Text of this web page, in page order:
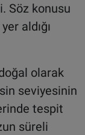
Söz konusu
aldığı
olarak
seviyesinin
tespit
süreli